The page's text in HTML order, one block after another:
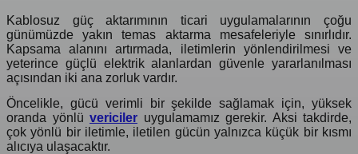
Kablosuz güç aktarımının ticari uygulamalarının çoğu
günümüzde yakın temas aktarma mesafeleriyle sınırlıdır.
Kapsama alanını artırmada, iletimlerin yönlendirilmesi ve
yeterince güçlü elektrik alanlardan güvenle yararlanılması
açısından iki ana zorluk vardır.
Öncelikle, gücü verimli bir şekilde sağlamak için, yüksek
oranda yönlü vericiler uygulamamız gerekir. Aksi takdirde,
çok yönlü bir iletimle, iletilen gücün yalnızca küçük bir kısmı
alıcıya ulaşacaktır.